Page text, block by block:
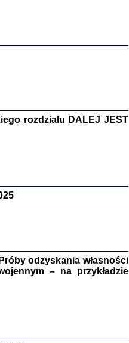
Warszawa 2019
Engelking, Jan Grabowski
rozdziału DALEJ JEST
odzyskania własności
– na przykładzie